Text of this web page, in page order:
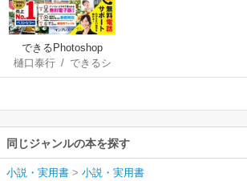
できるPhotoshop
Elements 2019
Windows & macOS対
樋口泰行/ できるシ
リーズ編集部
同じジャンルの本を探す
小説・実用書 > 小説・実用書